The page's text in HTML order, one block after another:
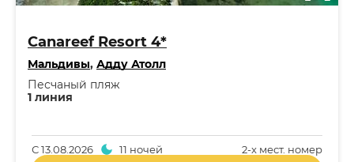
Canareef Resort 4*
Мальдивы, Адду Атолл
1 линия
Песчаный пляж
2-x мест. номер
С13.08.2026 11 ночей